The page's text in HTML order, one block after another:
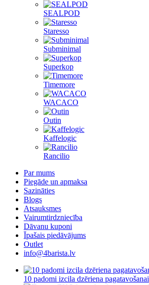
SEALPOD
Staresso
Subminimal
Superkop
Timemore
WACACO
Outin
Kaffelogic
Rancilio
Par mums
Piegāde un apmaksa
Sazināties
Blogs
Atsauksmes
Vairumtirdzniecība
Dāvanu kuponi
Īpašais piedāvājums
Outlet
info@4barista.lv
10 padomi izcila dzēriena pagatavošanai